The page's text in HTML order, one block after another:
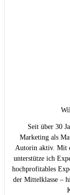
Seit über 30
Marketing als
Autorin aktiv. Mit
unterstütze ich
hochprofitables
der Mittelklasse –